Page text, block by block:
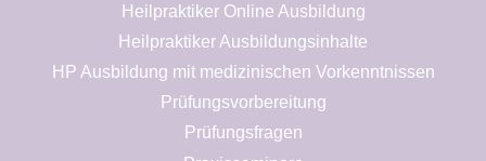
Heilpraktiker Online Ausbildung
Heilpraktiker Ausbildungsinhalte
HP Ausbildung mit medizinischen Vorkenntnissen
Prüfungsvorbereitung
Prüfungsfragen